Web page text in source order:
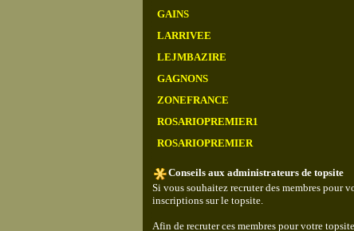
GAINS
LARRIVEE
LEJMBAZIRE
GAGNONS
ZONEFRANCE
ROSARIOPREMIER1
ROSARIOPREMIER
Conseils aux administrateurs de topsite
Si vous souhaitez recruter des membres pour
inscriptions sur le topsite.
Afin de recruter ces membres pour votre